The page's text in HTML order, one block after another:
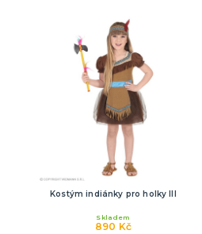
Kostým indiánky pro holky III
890 Kč
Skladem